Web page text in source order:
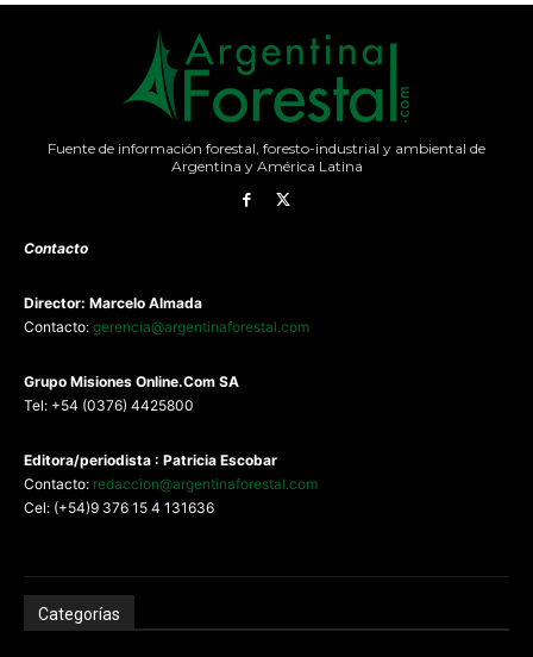
Fuente de información forestal, foresto-industrial y ambiental de
Argentina y América Latina
Contacto
Director: Marcelo Almada
Contacto: gerencia@argentinaforestal.com
Grupo Misiones Online.Com SA
Tel: +54 (0376) 4425800
Editora/periodista : Patricia Escobar
Contacto: redaccion@argentinaforestal.com
Cel: (+54)9 376 15 4 131636
Categorías